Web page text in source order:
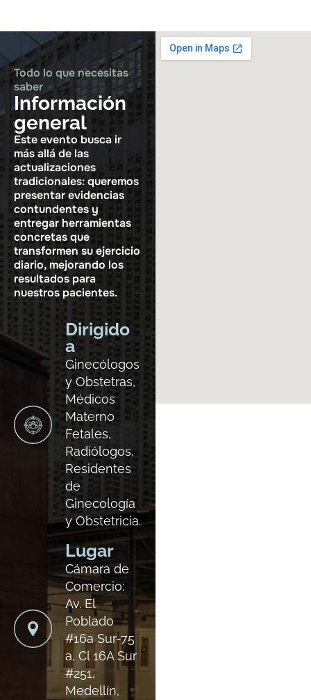
Todo lo que necesitas
saber
Información
general
Este evento busca ir
más allá de las
actualizaciones
tradicionales: queremos
presentar evidencias
contundentes y
entregar herramientas
concretas que
transformen su ejercicio
diario, mejorando los
resultados para
nuestros pacientes.
Dirigido
a
Ginecólogos
y Obstetras,
Médicos
Materno
Fetales,
Radiólogos,
Residentes
de
Ginecología
y Obstetricia.
Lugar
Cámara de
Comercio:
Av. El
Poblado
#16a Sur-75
a, Cl 16A Sur
#251,
Medellín,